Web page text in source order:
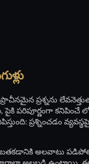
ప్రశ్నను
పైకి పరిపూర్ణంగా
ప్రశ్నించడం
అలవాటు